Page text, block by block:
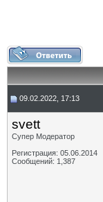
09.02.2022, 17:13
svett
Супер Модератор
Регистрация: 05.06.2014
Сообщений: 1,387